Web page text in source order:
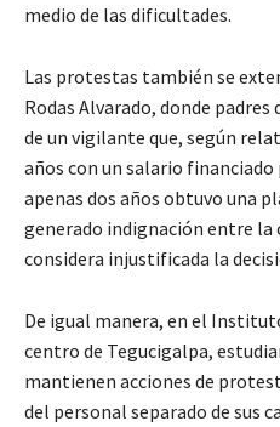
medio de las dificultades.
Las protestas también se
Rodas Alvarado, donde
de un vigilante que, según
años con un salario
apenas dos años obtuvo una
generado indignación entre la
considera injustificada la
De igual manera, en el
centro de Tegucigalpa,
mantienen acciones de
del personal separado de sus